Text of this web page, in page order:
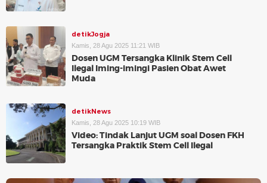
detikJogja
Kamis, 28 Agu 2025 11:21 WIB
Dosen UGM Tersangka Klinik Stem Cell
Ilegal Iming-imingi Pasien Obat Awet
Muda
detikNews
Kamis, 28 Agu 2025 10:19 WIB
Video: Tindak Lanjut UGM soal Dosen FKH
Tersangka Praktik Stem Cell Ilegal